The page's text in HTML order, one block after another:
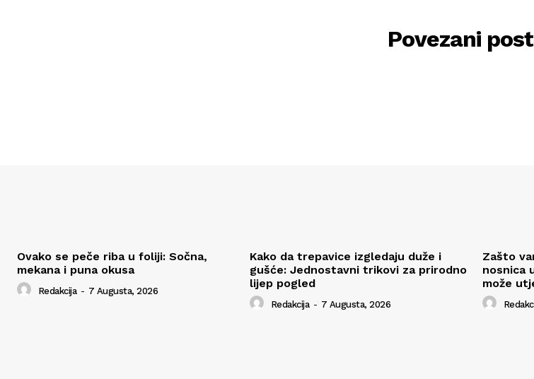
Povezani
Ovako se peče riba u foliji: Sočna,
mekana i puna okusa
Redakcija - 7 Augusta, 2026
Kako da trepavice izgledaju duže i
gušće: Jednostavni trikovi za prirodno
lijep pogled
Redakcija - 7 Augusta, 2026
Zašto
nosnica
može